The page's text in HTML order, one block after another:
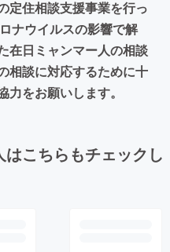
定住相談支援事業を行っ
ナウイルスの影響で解
在日ミャンマー人の相談
相談に対応するために十
をお願いします。
こちらもチェックし